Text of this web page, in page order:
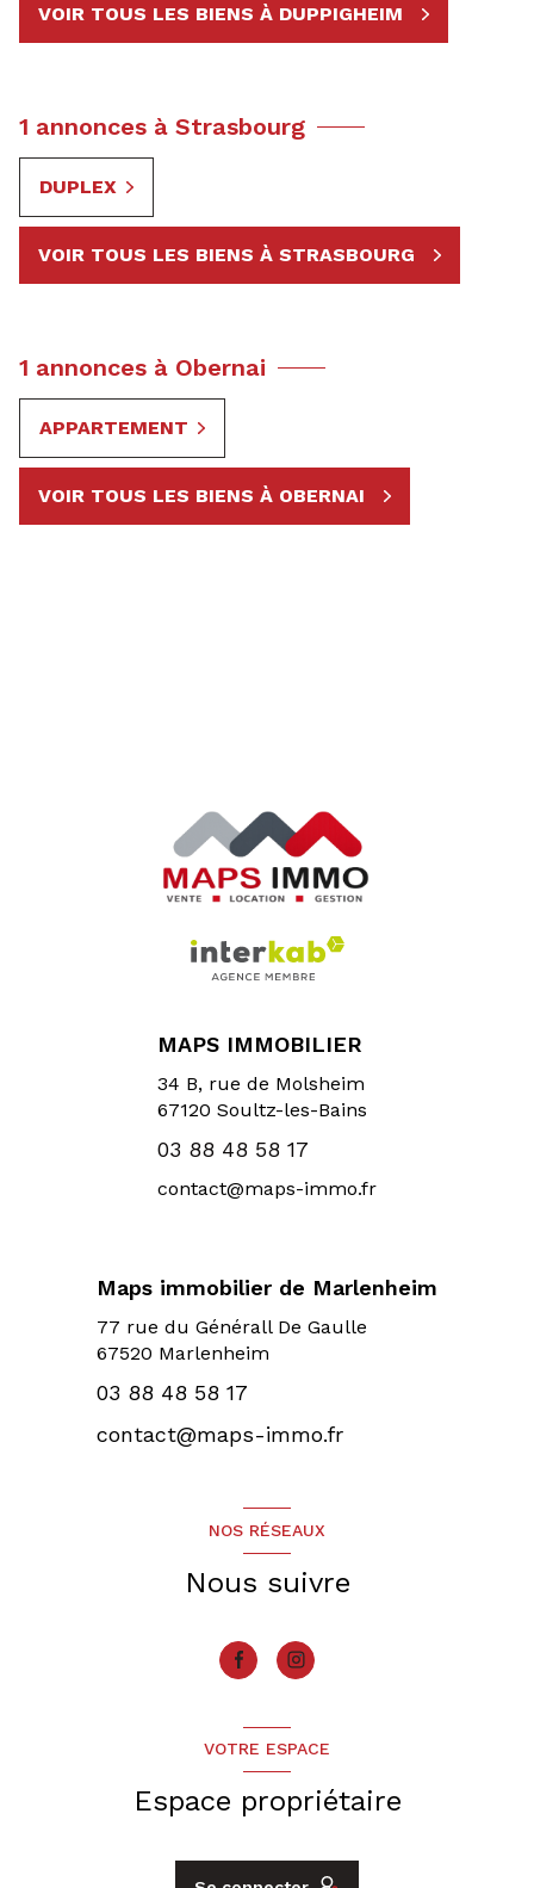
VOIR TOUS LES BIENS À DUPPIGHEIM
1 annonces à Strasbourg
DUPLEX
VOIR TOUS LES BIENS À STRASBOURG
1 annonces à Obernai
APPARTEMENT
VOIR TOUS LES BIENS À OBERNAI
MAPS IMMOBILIER
34 B, rue de Molsheim
67120 Soultz-les-Bains
03 88 48 58 17
contact@maps-immo.fr
Maps immobilier de Marlenheim
77 rue du Générall De Gaulle
67520 Marlenheim
03 88 48 58 17
contact@maps-immo.fr
NOS RÉSEAUX
Nous suivre
VOTRE ESPACE
Espace propriétaire